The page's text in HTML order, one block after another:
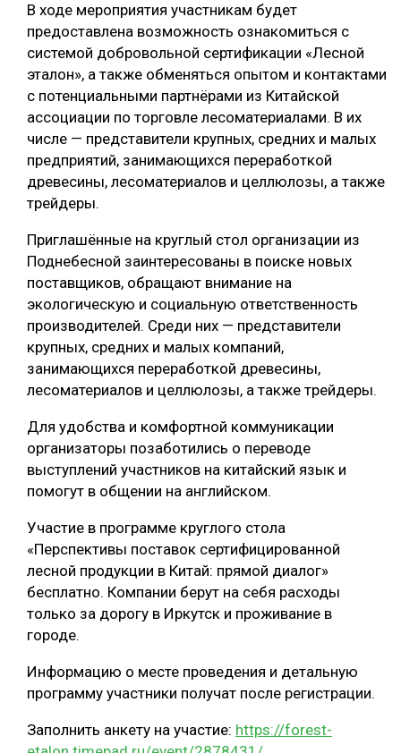
В ходе мероприятия участникам будет
предоставлена возможность ознакомиться с
системой добровольной сертификации «Лесной
эталон», а также обменяться опытом и контактами
с потенциальными партнёрами из Китайской
ассоциации по торговле лесоматериалами. В их
числе — представители крупных, средних и малых
предприятий, занимающихся переработкой
древесины, лесоматериалов и целлюлозы, а также
трейдеры.
Приглашённые на круглый стол организации из
Поднебесной заинтересованы в поиске новых
поставщиков, обращают внимание на
экологическую и социальную ответственность
производителей. Среди них — представители
крупных, средних и малых компаний,
занимающихся переработкой древесины,
лесоматериалов и целлюлозы, а также трейдеры.
Для удобства и комфортной коммуникации
организаторы позаботились о переводе
выступлений участников на китайский язык и
помогут в общении на английском.
Участие в программе круглого стола
«Перспективы поставок сертифицированной
лесной продукции в Китай: прямой диалог»
бесплатно. Компании берут на себя расходы
только за дорогу в Иркутск и проживание в
городе.
Информацию о месте проведения и детальную
программу участники получат после регистрации.
Заполнить анкету на участие: https://forest-